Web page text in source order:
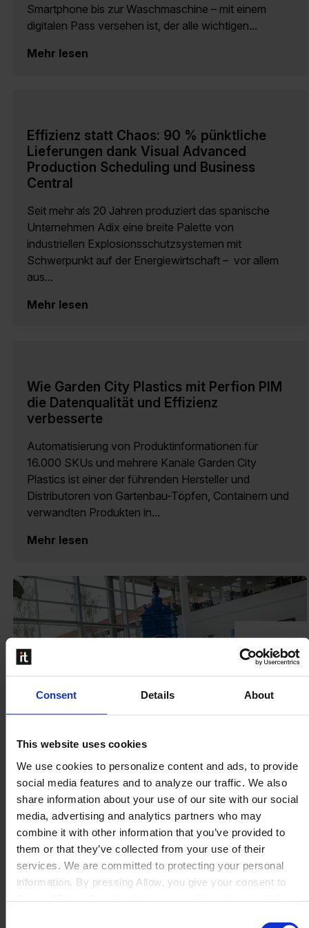
Consent Details About
This website uses cookies
We use cookies to personalize content and ads, to provide
social media features and to analyze our traffic. We also
share information about your use of our site with our social
media, advertising and analytics partners who may
combine it with other information that you’ve provided to
them or that they’ve collected from your use of their
services. We are committed to protecting your personal
information. By pressing Allow, you give your consent to
Smartphone bis zur Waschmaschine – mit einem
digitalen Pass versehen ist, der alle wichtigen...
Mehr lesen
Effizienz statt Chaos: 90 % pünktliche
Lieferungen dank Visual Advanced
Production Scheduling und Business
Central
Seit mehr als 20 Jahren produziert das spanische
Unternehmen Adix eine breite Palette von
industriellen Explosionsschutzsystemen mit
Schwerpunkt auf der Energiewirtschaft – vor allem
aus...
Mehr lesen
Wie Garden City Plastics mit Perfion PIM
die Datenqualität und Effizienz
verbesserte
Automatisierung von Produktinformationen für
16.000 SKUs und mehrere Kanäle Garden City
Plastics ist einer der führenden Hersteller und
Distributoren von Gartenbau-Töpfen, Containern und
verwandten Produkten in...
Mehr lesen
AVK Holding optimiert
Produktdatenmanagement mit Perfion
Effiziente Verwaltung von 50.000 SKUs in 28
Sprachen Die AVK Holding, einer der weltweit
führenden Hersteller von Ventilen, verwaltet
Produktinformationen für 50.000 Artikel auf 20
Websites in 28 Sprachen. Das bisherige...